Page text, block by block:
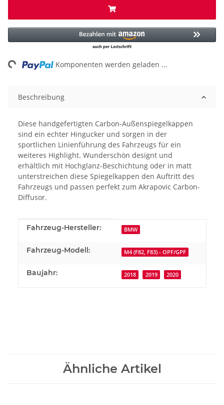
Komponenten werden geladen ...
Beschreibung
Diese handgefertigten Carbon-Außenspiegelkappen
sind ein echter Hingucker und sorgen in der
sportlichen Linienführung des Fahrzeugs für ein
weiteres Highlight. Wunderschön designt und
erhältlich mit Hochglanz-Beschichtung oder in matt
unterstreichen diese Spiegelkappen den Auftritt des
Fahrzeugs und passen perfekt zum Akrapovic Carbon-
Diffusor.
Produkteigenschaft
Wert
Fahrzeug-Hersteller: BMW
Fahrzeug-Modell: M4 (F82, F83) - OPF/GPF
Baujahr: 2018 2019 2020
Ähnliche Artikel